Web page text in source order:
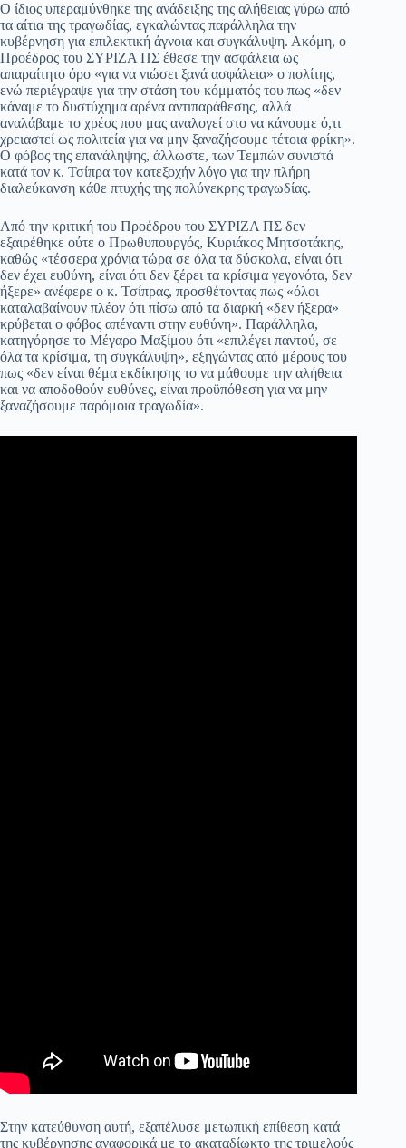
Ο ίδιος υπεραμύνθηκε της ανάδειξης της αλήθειας γύρω από
τα αίτια της τραγωδίας, εγκαλώντας παράλληλα την
κυβέρνηση για επιλεκτική άγνοια και συγκάλυψη. Ακόμη, ο
Προέδρος του ΣΥΡΙΖΑ ΠΣ έθεσε την ασφάλεια ως
απαραίτητο όρο «για να νιώσει ξανά ασφάλεια» ο πολίτης,
ενώ περιέγραψε για την στάση του κόμματός του πως «δεν
κάναμε το δυστύχημα αρένα αντιπαράθεσης, αλλά
αναλάβαμε το χρέος που μας αναλογεί στο να κάνουμε ό,τι
χρειαστεί ως πολιτεία για να μην ξαναζήσουμε τέτοια φρίκη».
Ο φόβος της επανάληψης, άλλωστε, των Τεμπών συνιστά
κατά τον κ. Τσίπρα τον κατεξοχήν λόγο για την πλήρη
διαλεύκανση κάθε πτυχής της πολύνεκρης τραγωδίας.
Από την κριτική του Προέδρου του ΣΥΡΙΖΑ ΠΣ δεν
εξαιρέθηκε ούτε ο Πρωθυπουργός, Κυριάκος Μητσοτάκης,
καθώς «τέσσερα χρόνια τώρα σε όλα τα δύσκολα, είναι ότι
δεν έχει ευθύνη, είναι ότι δεν ξέρει τα κρίσιμα γεγονότα, δεν
ήξερε» ανέφερε ο κ. Τσίπρας, προσθέτοντας πως «όλοι
καταλαβαίνουν πλέον ότι πίσω από τα διαρκή «δεν ήξερα»
κρύβεται ο φόβος απέναντι στην ευθύνη». Παράλληλα,
κατηγόρησε το Μέγαρο Μαξίμου ότι «επιλέγει παντού, σε
όλα τα κρίσιμα, τη συγκάλυψη», εξηγώντας από μέρους του
πως «δεν είναι θέμα εκδίκησης το να μάθουμε την αλήθεια
και να αποδοθούν ευθύνες, είναι προϋπόθεση για να μην
ξαναζήσουμε παρόμοια τραγωδία».
Στην κατεύθυνση αυτή, εξαπέλυσε μετωπική επίθεση κατά
της κυβέρνησης αναφορικά με το ακαταδίωκτο της τριμελούς